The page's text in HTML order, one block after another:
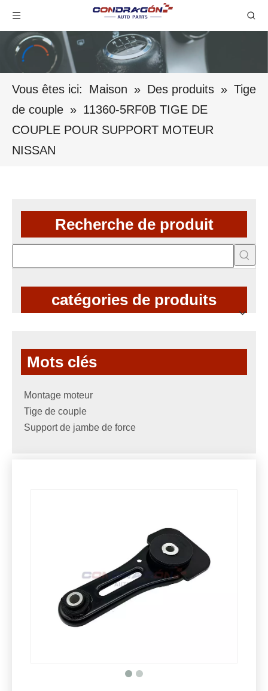
Vous êtes ici: Maison » Des produits » Tige
de couple » 11360-5RF0B TIGE DE
COUPLE POUR SUPPORT MOTEUR
NISSAN
Recherche de produit
catégories de produits
Mots clés
Montage moteur
Tige de couple
Support de jambe de force